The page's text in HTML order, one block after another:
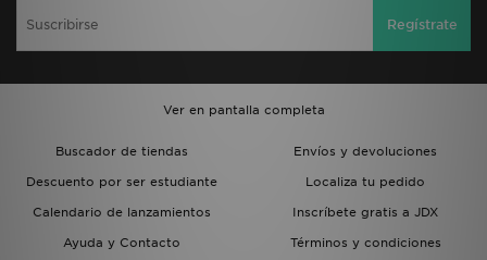
Regístrate
Ver en pantalla completa
Buscador de tiendas
Envíos y devoluciones
Descuento por ser estudiante
Localiza tu pedido
Calendario de lanzamientos
Inscríbete gratis a JDX
Ayuda y Contacto
Términos y condiciones